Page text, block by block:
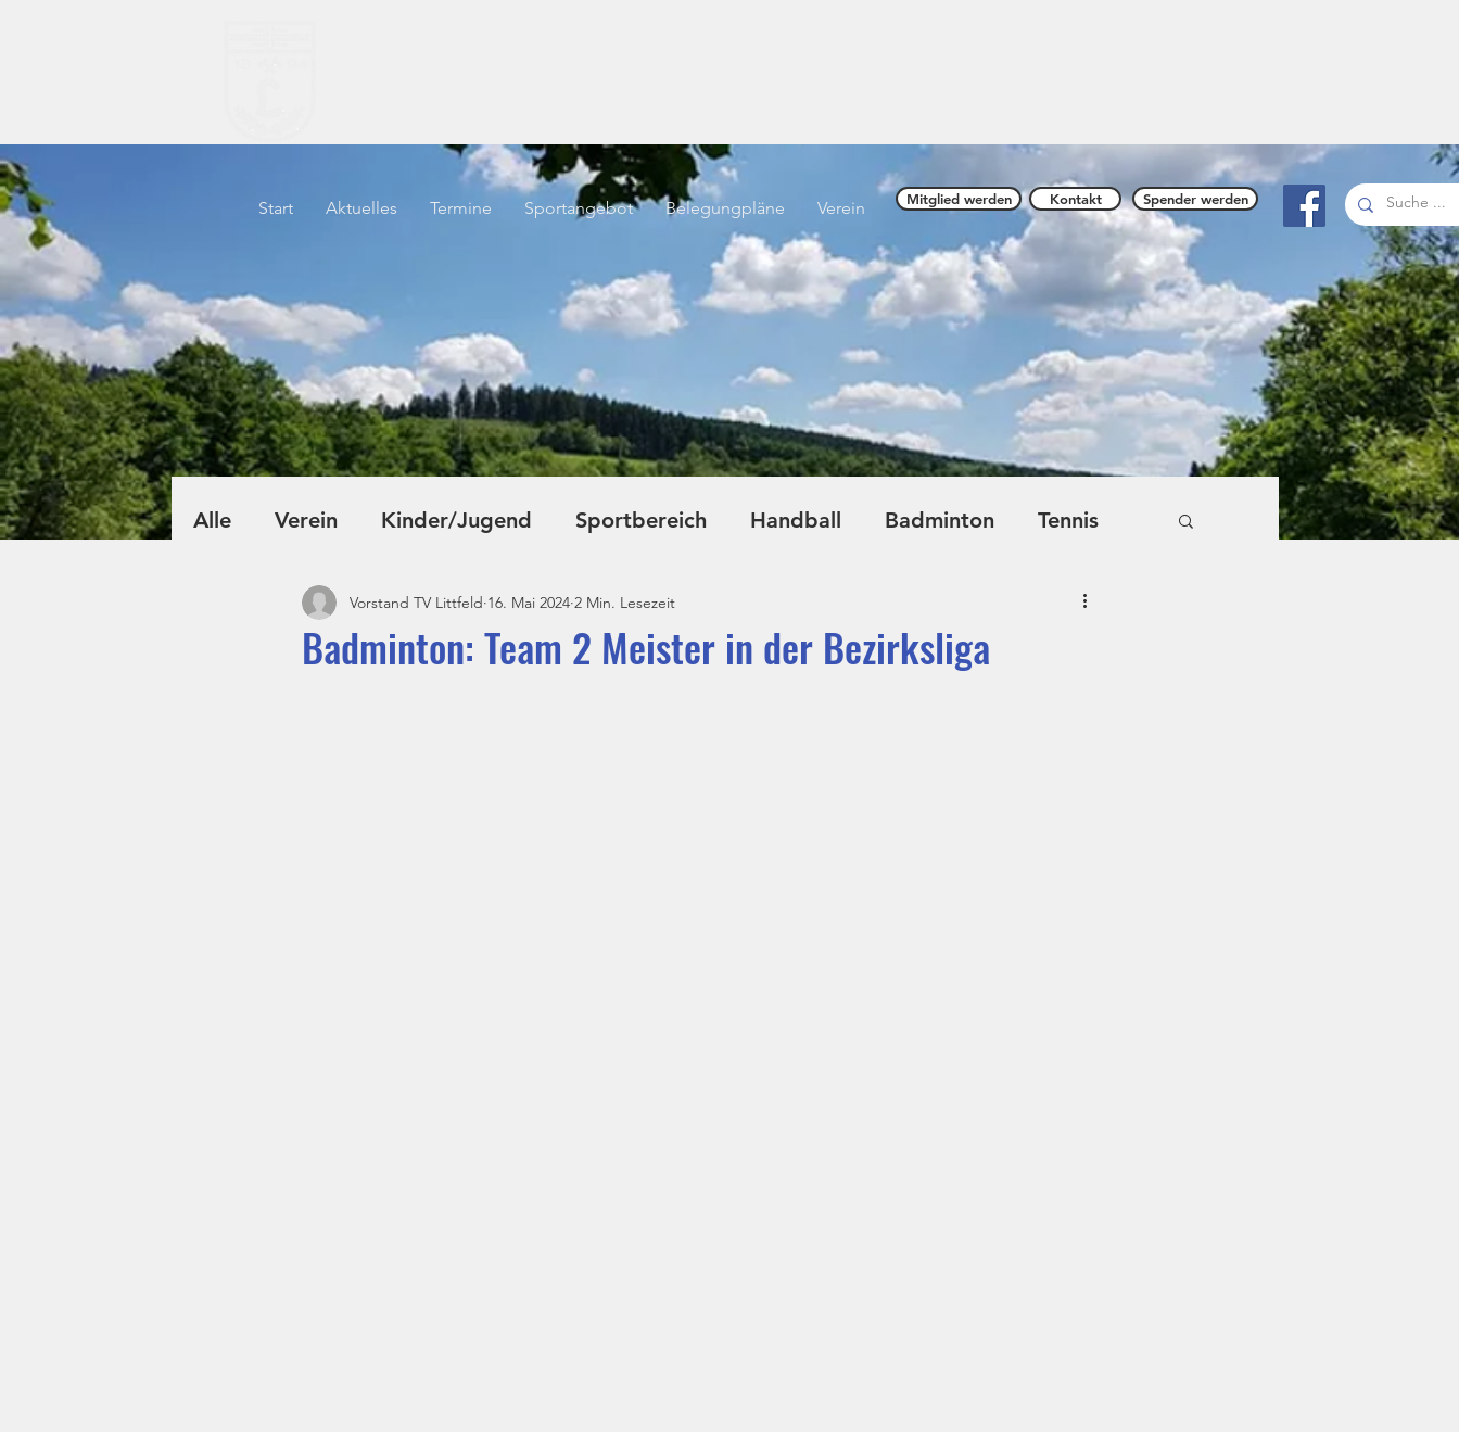
Start Aktuelles Termine Sportangebot Belegungpläne Verein Mitglied werden Kontakt Spender werden
Alle Verein Kinder/Jugend Sportbereich Handball Badminton Tennis
Fußball Volleyball Ju-Jutsu Kursangebote
Badminton: Team 2 Meister in der Bezirksliga
Vorstand TV Littfeld 16. Mai 2024 2 Min. Lesezeit